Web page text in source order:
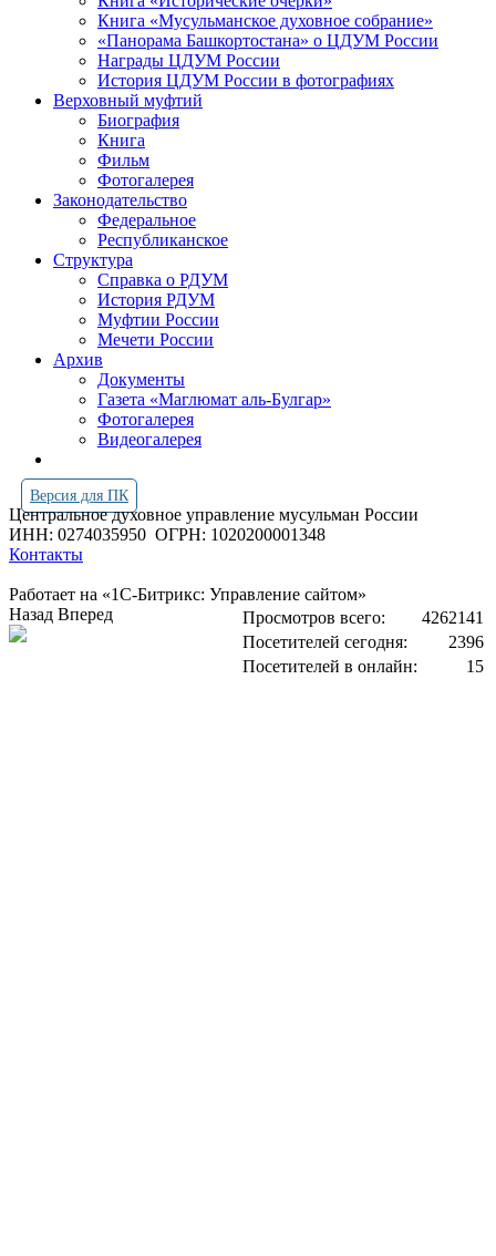
Книга «Мусульманское духовное собрание»
«Панорама Башкортостана» о ЦДУМ России
Награды ЦДУМ России
История ЦДУМ России в фотографиях
Верховный муфтий
Биография
Книга
Фильм
Фотогалерея
Законодательство
Федеральное
Республиканское
Структура
Справка о РДУМ
История РДУМ
Муфтии России
Мечети России
Архив
Документы
Газета «Маглюмат аль-Булгар»
Фотогалерея
Видеогалерея
Версия для ПК
Центральное духовное управление мусульман России
ИНН: 0274035950 ОГРН: 1020200001348
Контакты
Работает на «1С-Битрикс: Управление сайтом»
Просмотров всего:
4262141
Посетителей сегодня:
2396
Посетителей в онлайн:
15
Назад Вперед